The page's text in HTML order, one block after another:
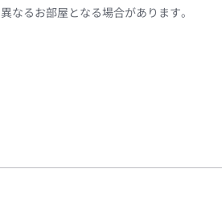
異なるお部屋となる場合があります。